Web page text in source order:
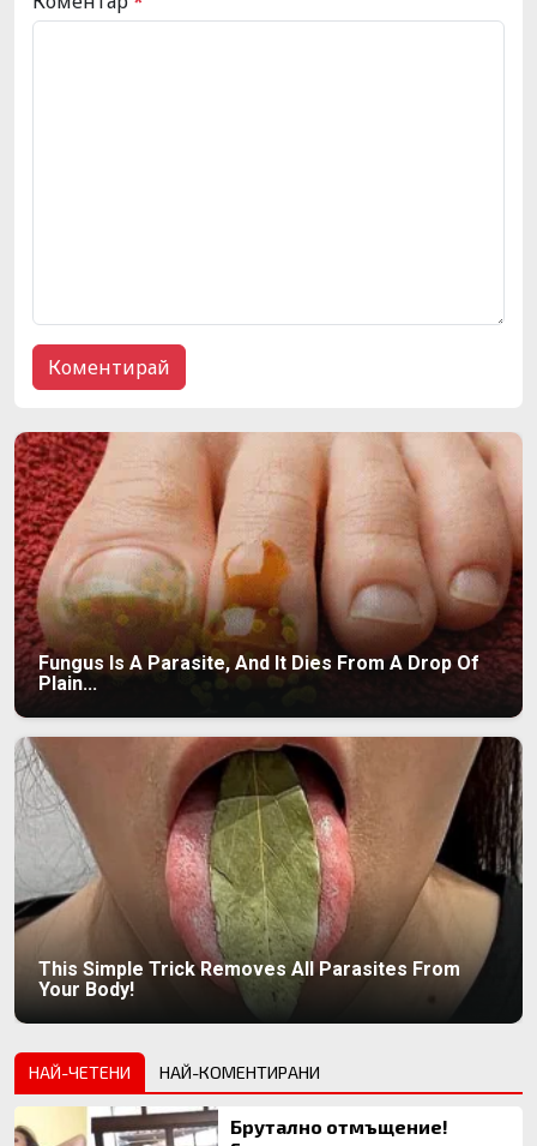
Fungus Is A Parasite, And It Dies From A Drop Of
Plain...
This Simple Trick Removes All Parasites From
Your Body!
НАЙ-ЧЕТЕНИ НАЙ-КОМЕНТИРАНИ
Брутално отмъщение!